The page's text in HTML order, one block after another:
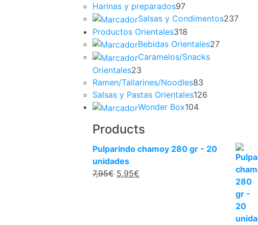
Harinas y preparados97
Salsas y Condimentos237
Productos Orientales318
Bebidas Orientales27
Caramelos/Snacks
Orientales23
Ramen/Tallarines/Noodles83
Salsas y Pastas Orientales126
Wonder Box104
Products
Pulparindo chamoy 280 gr - 20
unidades
7,95€ 5,95€